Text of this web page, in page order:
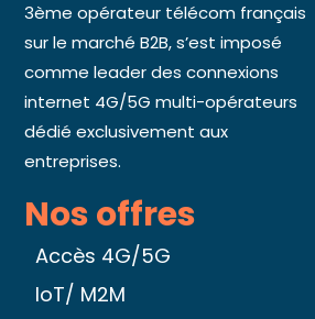
3ème opérateur télécom français
sur le marché B2B, s’est imposé
comme leader des connexions
internet 4G/5G multi-opérateurs
dédié exclusivement aux
entreprises.
Nos offres
Accès 4G/5G
IoT/ M2M